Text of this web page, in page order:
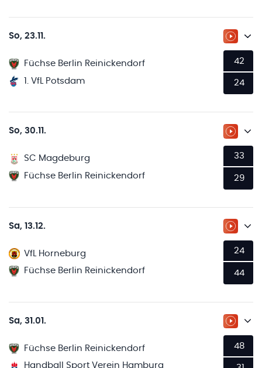
So, 23.11. ZUM
Füchse Berlin Reinickendorf
1. VfL Potsdam
42
24
So, 30.11. ZUM
SC Magdeburg
Füchse Berlin Reinickendorf
33
29
Sa, 13.12. ZUM
VfL Horneburg
Füchse Berlin Reinickendorf
24
44
Sa, 31.01. ZUM
Füchse Berlin Reinickendorf
Handball Sport Verein Hamburg
48